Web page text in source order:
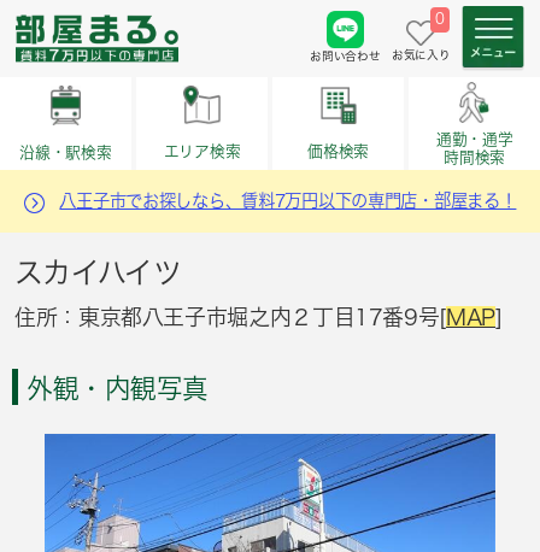
お問い合わせ
0
お気に入り
沿線・駅検索 エリア検索 価格検索
通勤・通学
時間検索
八王子市でお探しなら、賃料7万円以下の専門店・部屋まる！
スカイハイツ
住所：東京都八王子市堀之内２丁目17番9号[MAP]
外観・内観写真